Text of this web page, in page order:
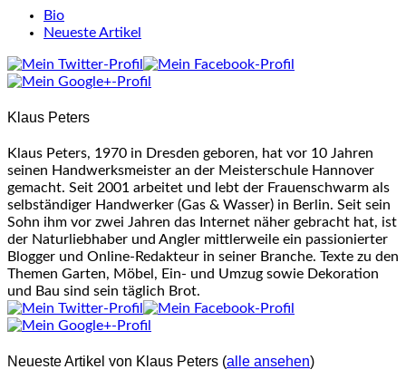
following
tabs
change
below.
Bio
Neueste Artikel
Klaus Peters
Klaus Peters, 1970 in Dresden geboren, hat vor 10 Jahren
seinen Handwerksmeister an der Meisterschule Hannover
gemacht. Seit 2001 arbeitet und lebt der Frauenschwarm als
selbständiger Handwerker (Gas & Wasser) in Berlin. Seit sein
Sohn ihm vor zwei Jahren das Internet näher gebracht hat, ist
der Naturliebhaber und Angler mittlerweile ein passionierter
Blogger und Online-Redakteur in seiner Branche. Texte zu den
Themen Garten, Möbel, Ein- und Umzug sowie Dekoration
und Bau sind sein täglich Brot.
Neueste Artikel von Klaus Peters (alle ansehen)